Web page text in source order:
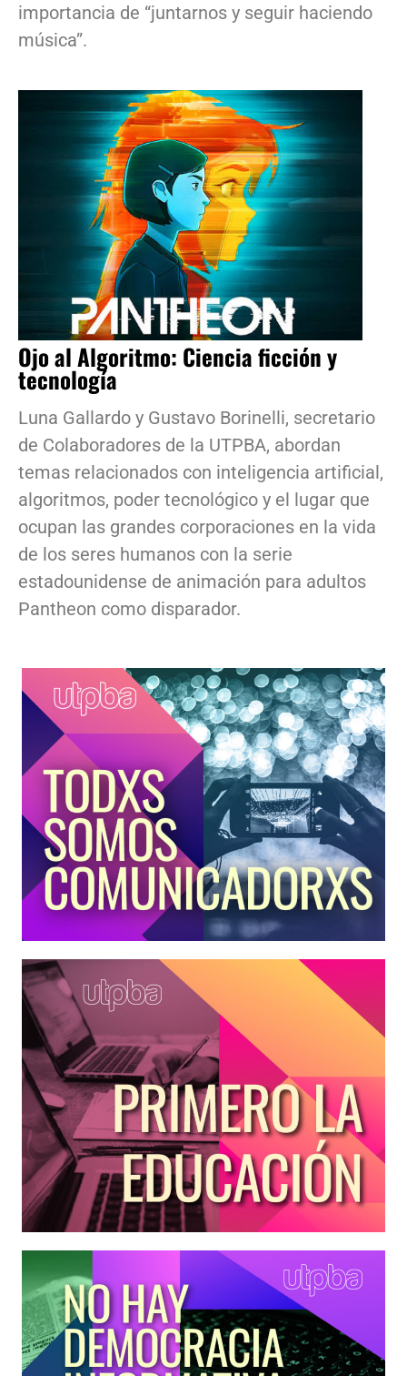
importancia de “juntarnos y seguir haciendo
música”.
Ojo al Algoritmo: Ciencia ficción y
tecnología
Luna Gallardo y Gustavo Borinelli, secretario
de Colaboradores de la UTPBA, abordan
temas relacionados con inteligencia artificial,
algoritmos, poder tecnológico y el lugar que
ocupan las grandes corporaciones en la vida
de los seres humanos con la serie
estadounidense de animación para adultos
Pantheon como disparador.